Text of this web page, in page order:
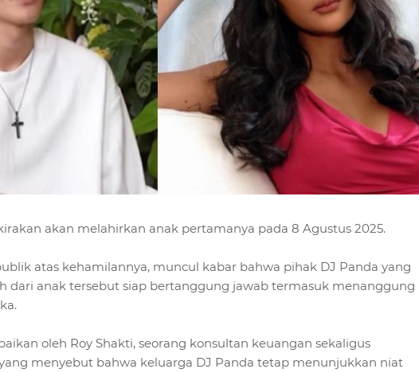
akan melahirkan anak pertamanya pada 8 Agustus 2025.
atas kehamilannya, muncul kabar bahwa pihak DJ Panda yang
dari anak tersebut siap bertanggung jawab termasuk menanggung
oleh Roy Shakti, seorang konsultan keuangan sekaligus
menyebut bahwa keluarga DJ Panda tetap menunjukkan niat